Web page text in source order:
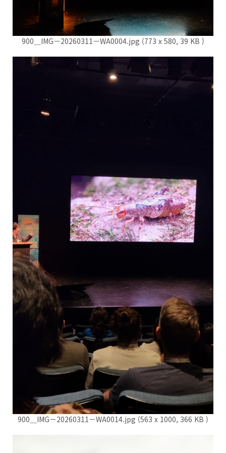
900＿IMG－20260311－WA0004.jpg (773 x 580, 39 KB )
900＿IMG－20260311－WA0014.jpg (563 x 1000, 366 KB )